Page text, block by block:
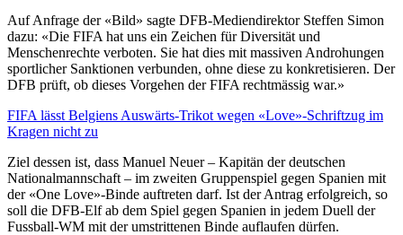
Auf Anfrage der «Bild» sagte DFB-Mediendirektor Steffen Simon
dazu: «Die FIFA hat uns ein Zeichen für Diversität und
Menschenrechte verboten. Sie hat dies mit massiven Androhungen
sportlicher Sanktionen verbunden, ohne diese zu konkretisieren. Der
DFB prüft, ob dieses Vorgehen der FIFA rechtmässig war.»
FIFA lässt Belgiens Auswärts-Trikot wegen «Love»-Schriftzug im
Kragen nicht zu
Ziel dessen ist, dass Manuel Neuer – Kapitän der deutschen
Nationalmannschaft – im zweiten Gruppenspiel gegen Spanien mit
der «One Love»-Binde auftreten darf. Ist der Antrag erfolgreich, so
soll die DFB-Elf ab dem Spiel gegen Spanien in jedem Duell der
Fussball-WM mit der umstrittenen Binde auflaufen dürfen.